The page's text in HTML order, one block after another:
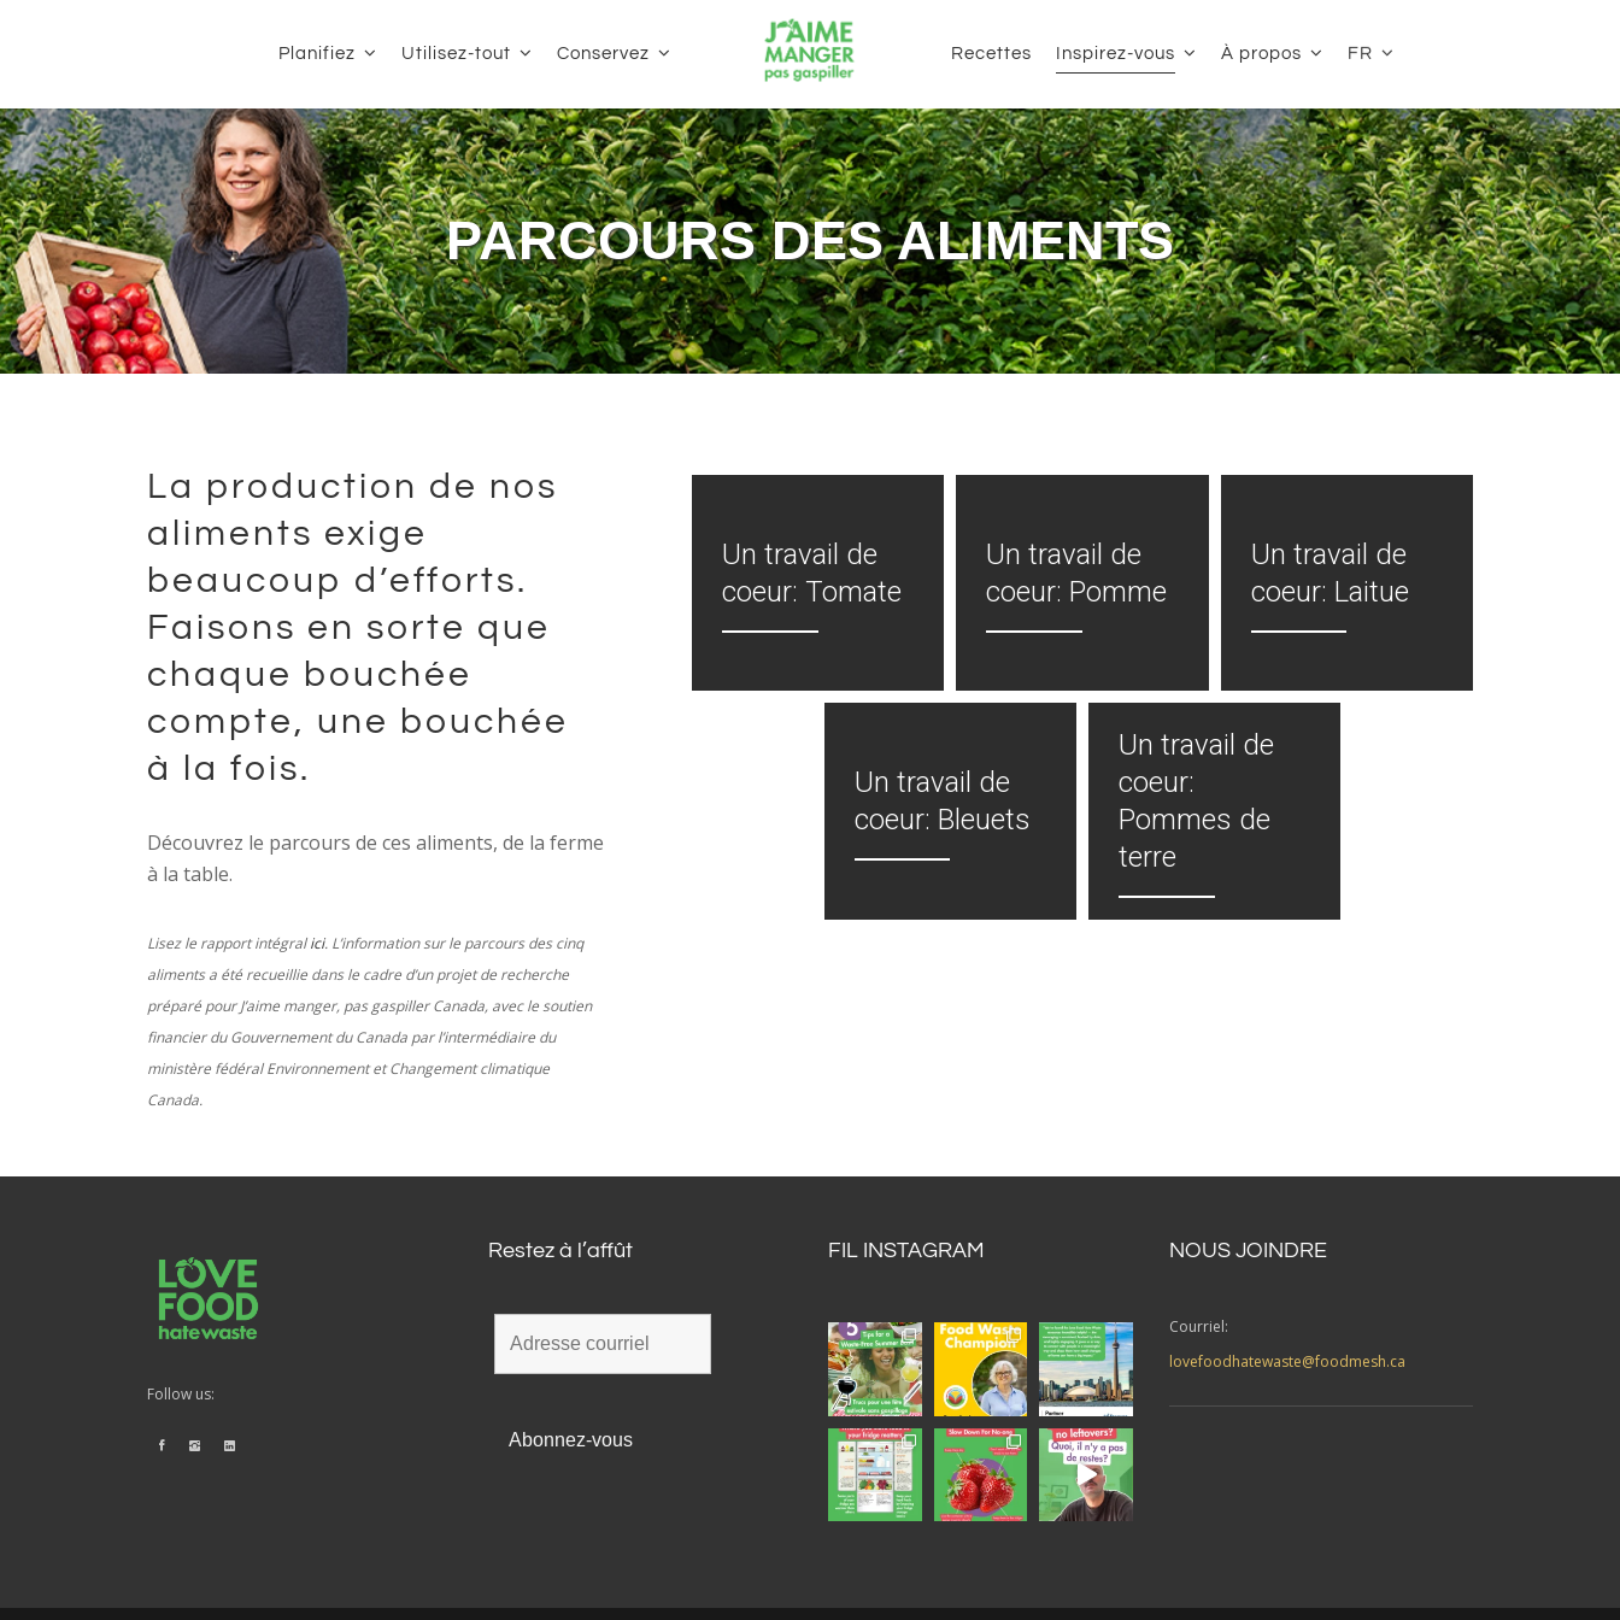
Planifiez Utilisez-tout Conservez Recettes Inspirez-vous À propos FR
PARCOURS DES ALIMENTS
La production de nos
aliments exige
beaucoup d’efforts.
Faisons en sorte que
chaque bouchée
compte, une bouchée
à la fois.
Découvrez le parcours de ces aliments, de la ferme
à la table.
Lisez le rapport intégralici. L’information sur le parcours des cinq
aliments a été recueillie dans le cadre d’un projet de recherche
préparé pour J’aime manger, pas gaspiller Canada, avec le soutien
financier du Gouvernement du Canada par l’intermédiaire du
ministère fédéral Environnement et Changement climatique
Canada.
Un travail de
coeur: Tomate
Un travail de
coeur: Pomme
Un travail de
coeur: Laitue
Un travail de
coeur: Bleuets
Un travail de
coeur:
Pommes de
terre
Follow us:
Restez à l’affût FIL INSTAGRAM NOUS JOINDRE
Courriel:
lovefoodhatewaste@foodmesh.ca